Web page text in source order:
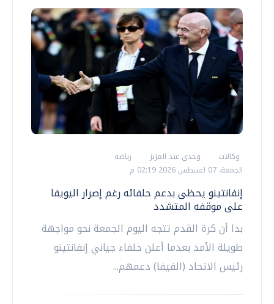
وكالات وجدي عبد العزيز
رياضة
الجمعة، 07 اغسطس 2026 02:19 م
إنفانتينو يحظى بدعم حلفائه رغم إصرار اليويفا
على موقفه المتشدد
بدا أن كرة القدم تتجه اليوم الجمعة نحو مواجهة
طويلة الأمد بعدما أعلن حلفاء جياني إنفانتينو
رئيس الاتحاد (الفيفا) دعمهم...